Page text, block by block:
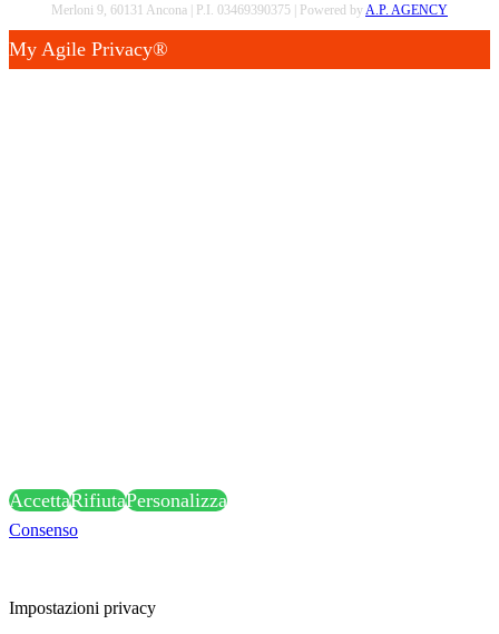
Merloni 9, 60131 Ancona | P.I. 03469390375 | Powered by A.P. AGENCY
My Agile Privacy®
AccettaRifiutaPersonalizza
Consenso
Impostazioni privacy